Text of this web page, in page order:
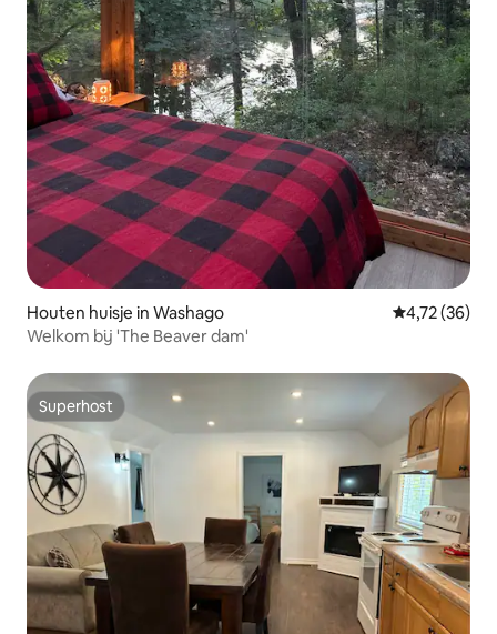
Houten huisje in Washago Gemiddelde
4,72 (36)
Welkom bij 'The Beaver dam'
Superhost
Superhost